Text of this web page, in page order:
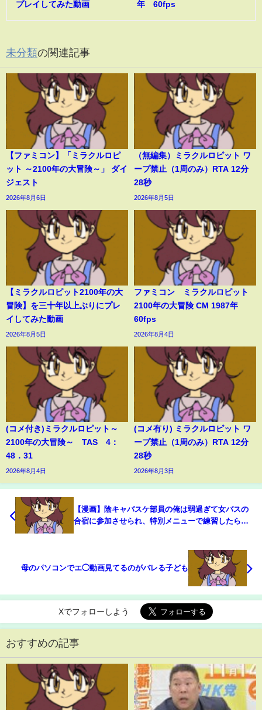
プレイしてみた動画 年 60fps
未分類の関連記事
【ファミコン】「ミラクルロピ
ット ～2100年の大冒険～」 ダイ
ジェスト
2026年8月6日
（無編集）ミラクルロピット ワ
ープ禁止（1周のみ）RTA 12分
28秒
2026年8月5日
【ミラクルロピット2100年の大
冒険】を三十年以上ぶりにプレ
イしてみた動画
2026年8月5日
ファミコン ミラクルロピット
2100年の大冒険 CM 1987年
60fps
2026年8月4日
(コメ付き)ミラクルロピット～
2100年の大冒険～ TAS 4：
48．31
2026年8月4日
(コメ有り) ミラクルロピット ワ
ープ禁止（1周のみ）RTA 12分
28秒
2026年8月3日
【漫画】陰キャバスケ部員の俺は弱過ぎて女バスの
合宿に参加させられ、特別メニューで練習したらダ
母のパソコンでエ◯動画見てるのがバレる子ども
Xでフォローしよう
おすすめの記事